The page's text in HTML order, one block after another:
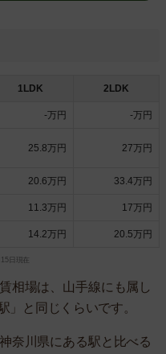
1LDK 2LDK
-万円 -万円
25.8万円 27万円
20.6万円 33.4万円
11.3万円 17万円
14.2万円 20.5万円
日現在
相場は、山手線にも属し
」と同じくらいです。
奈川県にある駅と比べる